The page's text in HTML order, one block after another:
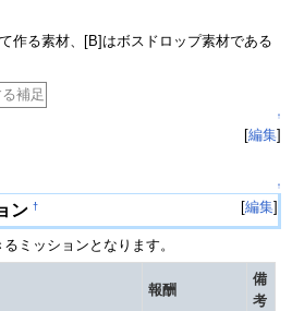
作る素材、[B]はボスドロップ素材である
補足
↑
[編集]
↑
ン † [編集]
ミッションとなります。
報酬
備
考